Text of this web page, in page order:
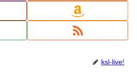
ksl-live!